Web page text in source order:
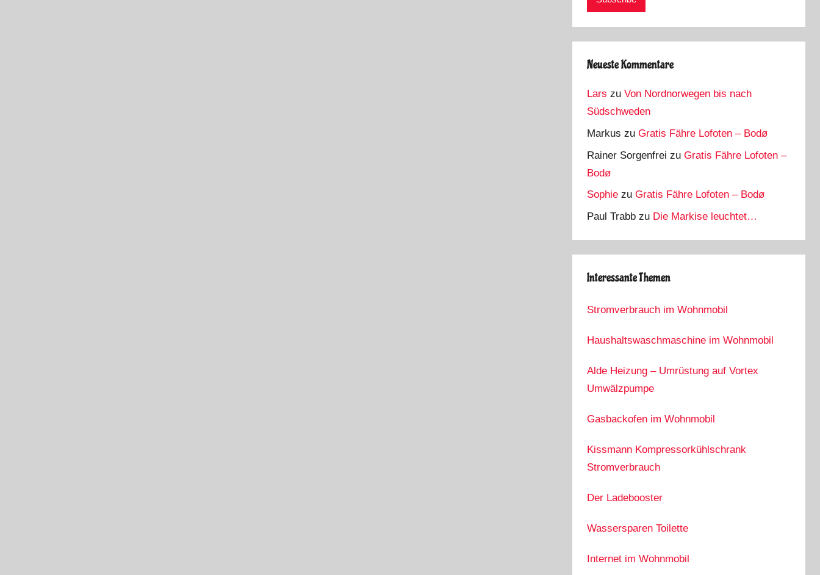
Neueste Kommentare
Lars zuVon Nordnorwegen bis nach
Südschweden
Markus zuGratis Fähre Lofoten – Bodø
Rainer Sorgenfrei zuGratis Fähre Lofoten –
Bodø
Sophie zuGratis Fähre Lofoten – Bodø
Paul Trabb zu Die Markise leuchtet…
Interessante Themen
Stromverbrauch im Wohnmobil
Haushaltswaschmaschine im Wohnmobil
Alde Heizung – Umrüstung auf Vortex
Umwälzpumpe
Gasbackofen im Wohnmobil
Kissmann Kompressorkühlschrank
Stromverbrauch
Der Ladebooster
Wassersparen Toilette
Internet im Wohnmobil